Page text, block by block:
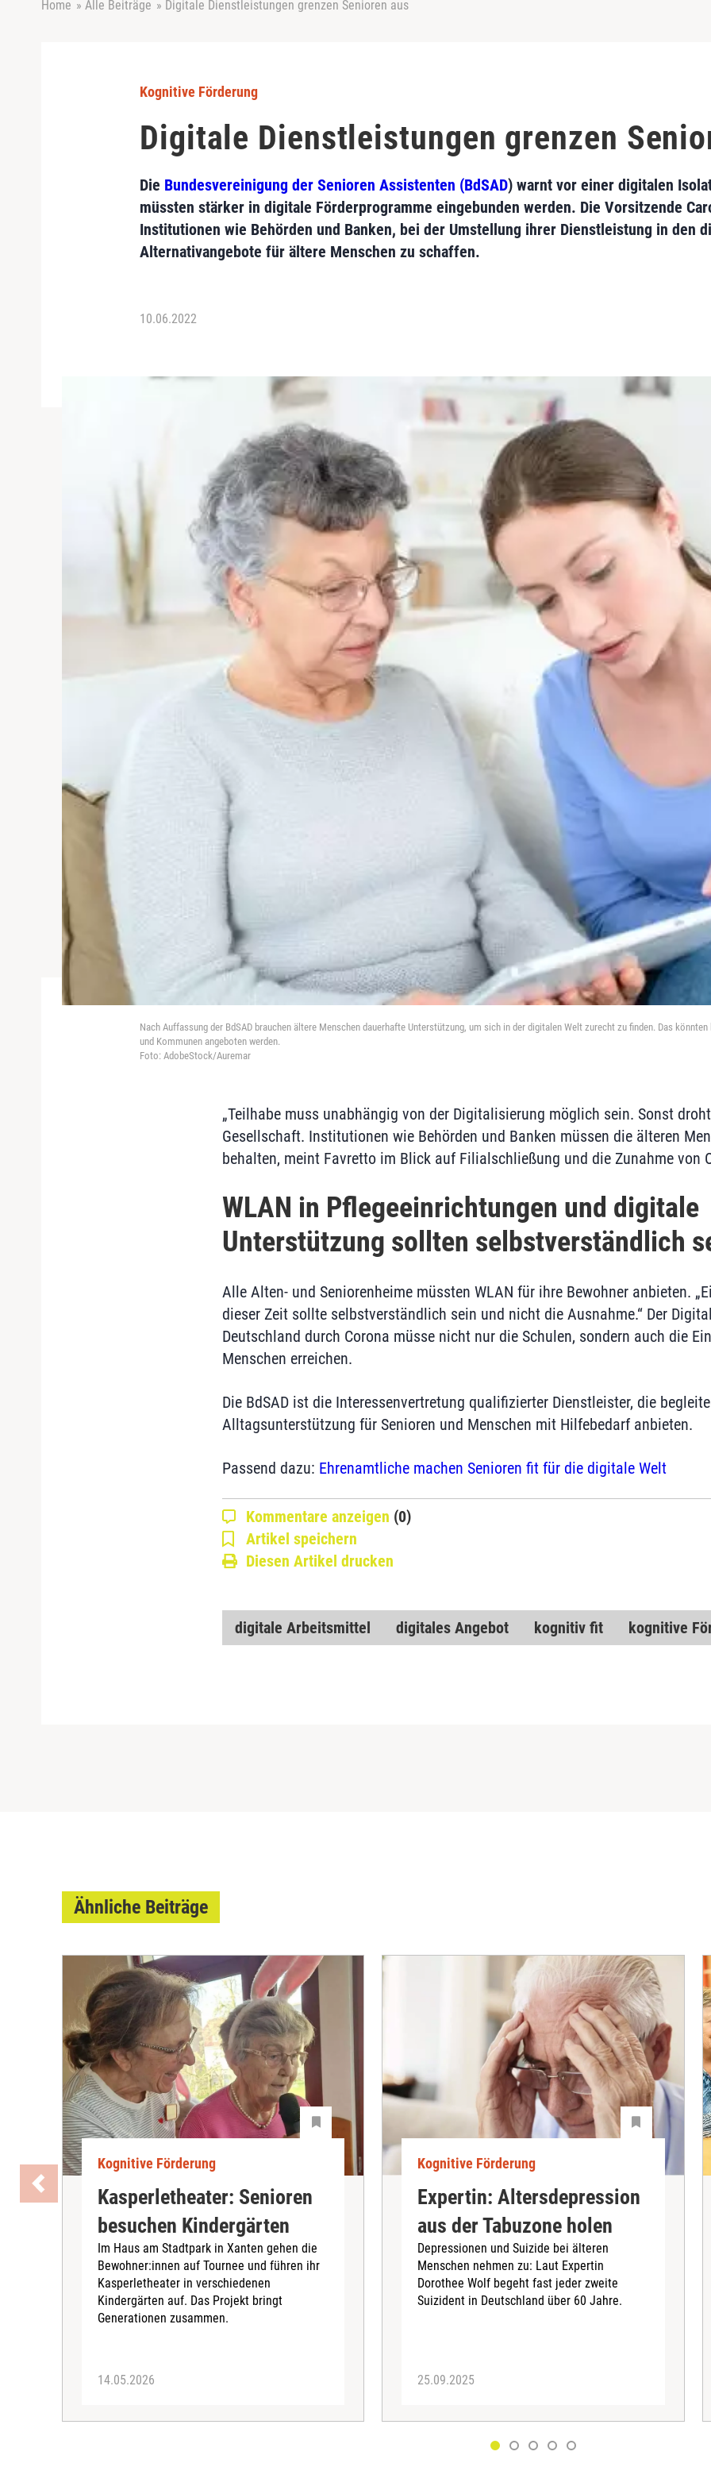
Home » Alle Beiträge » Digitale Dienstleistungen grenzen Senioren aus
Kognitive Förderung
Digitale Dienstleistungen grenzen
Die Bundesvereinigung der Senioren Assistenten (BdSAD) warnt vor einer digitalen
müssten stärker in digitale Förderprogramme eingebunden werden. Die Vorsitzende
Institutionen wie Behörden und Banken, bei der Umstellung ihrer Dienstleistung in den
Alternativangebote für ältere Menschen zu schaffen.
10.06.2022
Nach Auffassung der BdSAD brauchen ältere Menschen dauerhafte Unterstützung, um sich in der digitalen Welt zurecht zu finden. Das
und Kommunen angeboten werden.
Foto: AdobeStock/Auremar
„Teilhabe muss unabhängig von der Digitalisierung möglich sein. Sonst
Gesellschaft. Institutionen wie Behörden und Banken müssen die älteren
behalten, meint Favretto im Blick auf Filialschließung und die Zunahme von
WLAN in Pflegeeinrichtungen und digitale
Unterstützung sollten selbstverständlich
Alle Alten- und Seniorenheime müssten WLAN für ihre Bewohner anbieten.
dieser Zeit sollte selbstverständlich sein und nicht die Ausnahme.“ Der
Deutschland durch Corona müsse nicht nur die Schulen, sondern auch die
Menschen erreichen.
Die BdSAD ist die Interessenvertretung qualifizierter Dienstleister, die
Alltagsunterstützung für Senioren und Menschen mit Hilfebedarf anbieten.
Passend dazu: Ehrenamtliche machen Senioren fit für die digitale Welt
Kommentare anzeigen (0)
Artikel speichern
Diesen Artikel drucken
digitale Arbeitsmittel digitales Angebot kognitiv fit kognitive
Ähnliche Beiträge
Kognitive Förderung
Kasperletheater: Senioren
besuchen Kindergärten
Im Haus am Stadtpark in Xanten gehen die
Bewohner:innen auf Tournee und führen ihr
Kasperletheater in verschiedenen
Kindergärten auf. Das Projekt bringt
Generationen zusammen.
14.05.2026
Kognitive Förderung
Expertin: Altersdepression
aus der Tabuzone holen
Depressionen und Suizide bei älteren
Menschen nehmen zu: Laut Expertin
Dorothee Wolf begeht fast jeder zweite
Suizident in Deutschland über 60 Jahre.
25.09.2025